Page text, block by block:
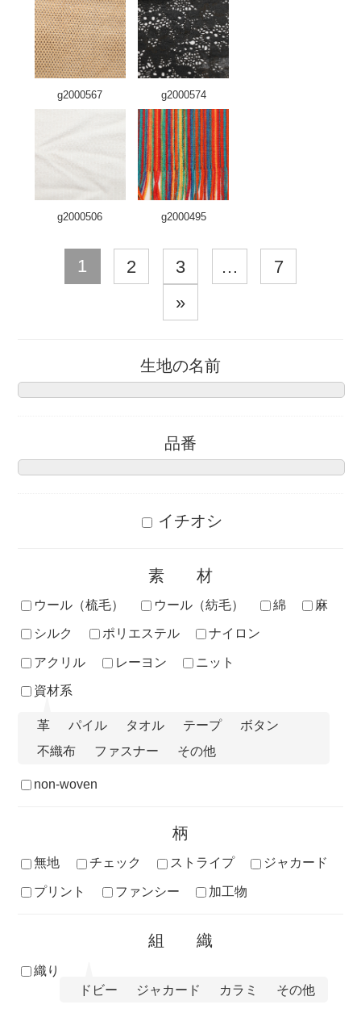
g2000567 g2000574
g2000506 g2000495
1 2 3 …
7
»
生地の名前
品番
イチオシ
素材
ウール（梳毛） ウール（紡毛） 綿
麻
シルク
ポリエステル
ナイロン
アクリル
レーヨン
ニット
資材系
革 パイル タオル テープ
ボタン
不織布
ファスナー その他
non-woven
柄
無地 チェック ストライプ
ジャカード
プリント
ファンシー 加工物
組織
織り
ドビー
ジャカード カラミ その他